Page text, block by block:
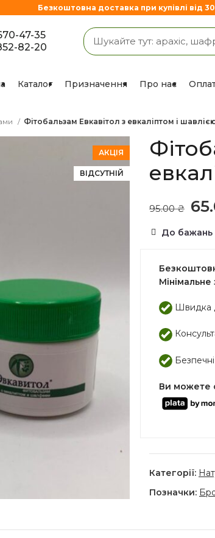
47-35
82-20
Каталог Призначення Про нас
Фітобальзам Евкавітол з евкаліптом і
АКЦІЯ
ВІДСУТНІЙ
95.00₴
Швидка
Ви можете
До бажань
Категорії:
Позначки:
Безкоштовна доставка при купівлі від